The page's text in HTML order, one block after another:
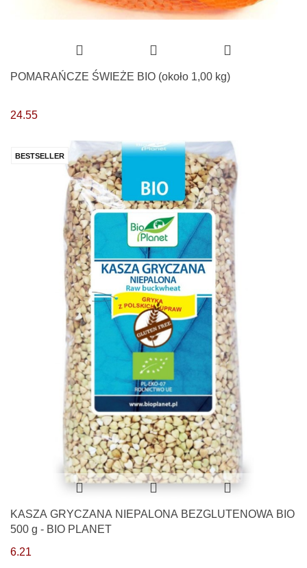
POMARAŃCZE ŚWIEŻE BIO (około 1,00 kg)
24.55
BESTSELLER
KASZA GRYCZANA NIEPALONA BEZGLUTENOWA BIO
500 g - BIO PLANET
6.21